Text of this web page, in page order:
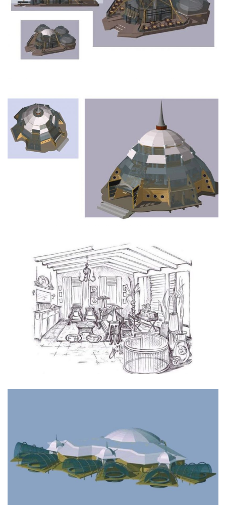
Hôtel 5 Edelweiss au bord du lac Khubsugul.
Projet de Complexe Hôtelier en Mongolie.
Sérénité intemporelle
Déco en Ligne PREMIUM
Style colonial.
Complexe balnéaire. Projet de Complexe
Hôtelier en Mongolie.
Intérieur Salle à Manger.
Déco en Ligne PREMIUM.